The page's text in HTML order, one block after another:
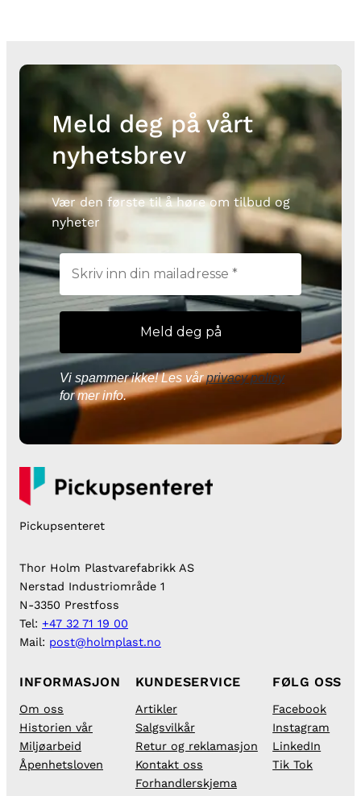
Meld deg på vårt
nyhetsbrev
Vær den første til å høre om tilbud og
nyheter
Vi spammer ikke! Les vårprivacy policy
for mer info.
Pickupsenteret
Thor Holm Plastvarefabrikk AS
Nerstad Industriområde 1
N-3350 Prestfoss
Tel: +47 32 71 19 00
Mail: post@holmplast.no
INFORMASJON
Om oss
Historien vår
Miljøarbeid
Åpenhetsloven
KUNDESERVICE
Artikler
Salgsvilkår
Retur og reklamasjon
Kontakt oss
Forhandlerskjema
FØLG OSS
Facebook
Instagram
LinkedIn
Tik Tok